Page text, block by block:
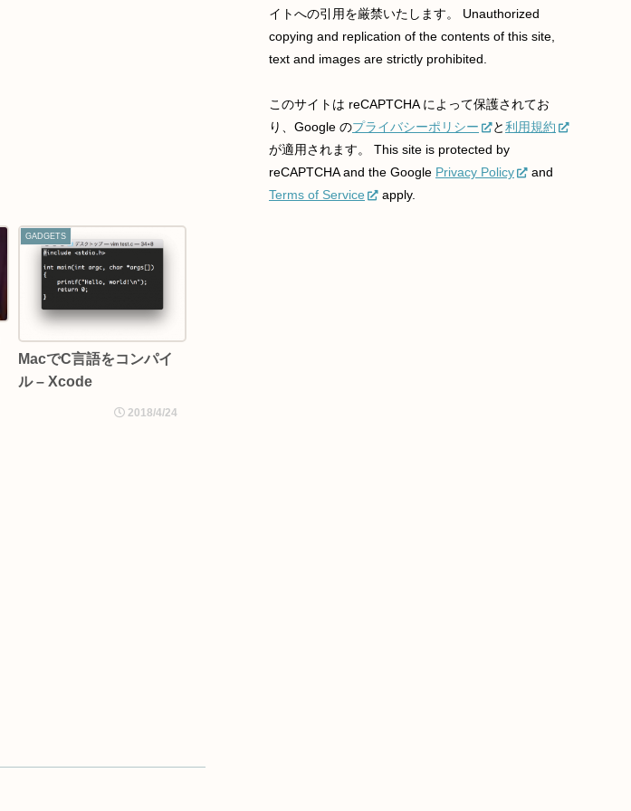
GADGETS
MacでC言語をコンパイ
ル – Xcode
2018/4/24
イトへの引用を厳禁いたします。 Unauthorized
copying and replication of the contents of this site,
text and images are strictly prohibited.
このサイトは reCAPTCHA によって保護されてお
り、Google のプライバシーポリシー と利用規約
が適用されます。 This site is protected by
reCAPTCHA and the Google Privacy Policy
and
Terms of Service
apply.